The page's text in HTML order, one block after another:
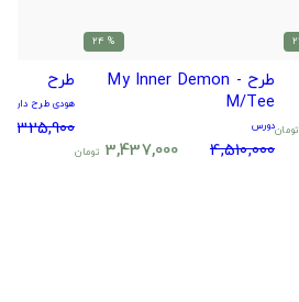
تومان
% 24
طرح My Inner Demon -
M/Tee
دورس
4,510,000
3,437,000 تومان
طرح
هودی طرح دار
5,325,900